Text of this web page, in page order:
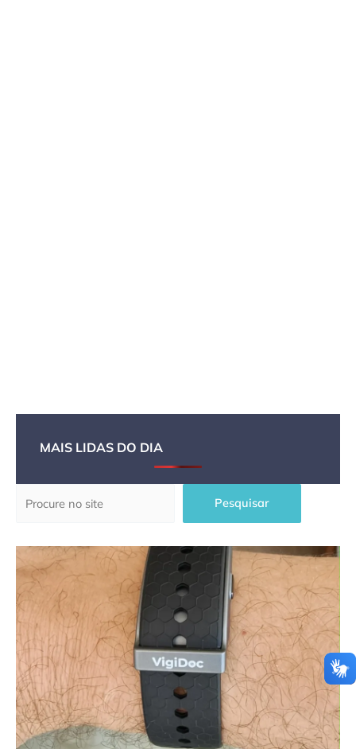
MAIS LIDAS DO DIA
Pesquisar